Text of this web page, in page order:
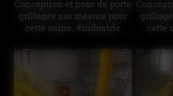
Conception et pose de porte
grillagée sur mesure pour
cette usine. #industrie
cette